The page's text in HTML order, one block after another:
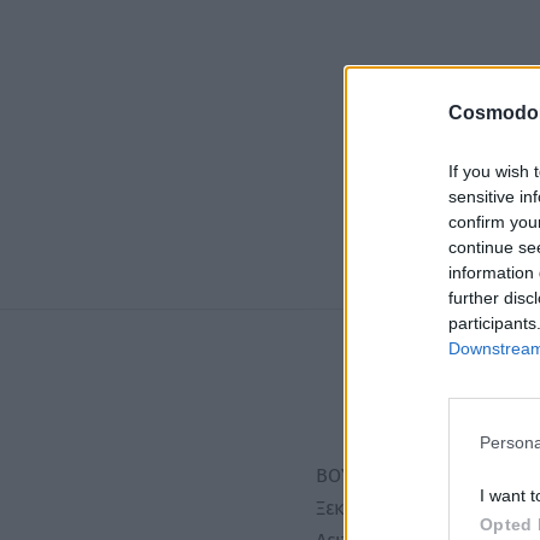
If you wish
sensitive
confirm
continue
information
further
I want
Opted
ΒΟΥΡΤΣΑ DETANGLE
Ξεκολλάει εύκολα τους